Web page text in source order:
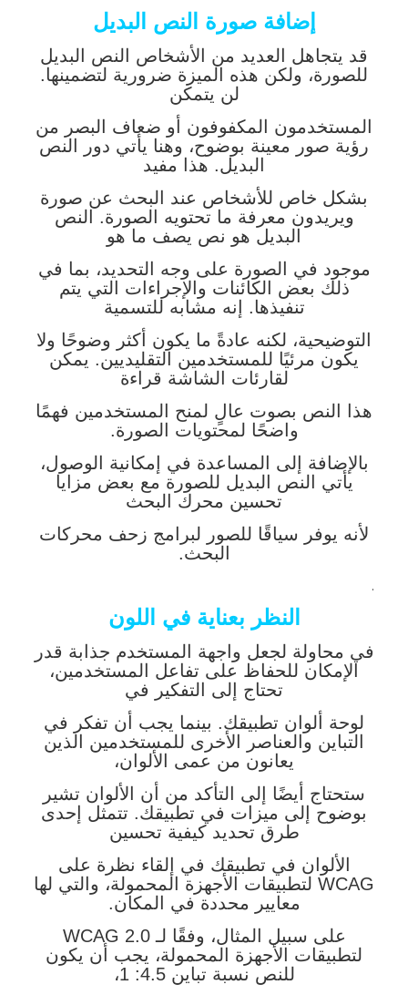
إضافة صورة النص البديل
قد يتجاهل العديد من الأشخاص النص البديل
للصورة، ولكن هذه الميزة ضرورية لتضمينها.
لن يتمكن
المستخدمون المكفوفون أو ضعاف البصر من
رؤية صور معينة بوضوح، وهنا يأتي دور النص
البديل. هذا مفيد
بشكل خاص للأشخاص عند البحث عن صورة
ويريدون معرفة ما تحتويه الصورة. النص
البديل هو نص يصف ما هو
موجود في الصورة على وجه التحديد، بما في
ذلك بعض الكائنات والإجراءات التي يتم
تنفيذها. إنه مشابه للتسمية
التوضيحية، لكنه عادةً ما يكون أكثر وضوحًا ولا
يكون مرئيًا للمستخدمين التقليديين. يمكن
لقارئات الشاشة قراءة
هذا النص بصوت عالٍ لمنح المستخدمين فهمًا
واضحًا لمحتويات الصورة.
بالإضافة إلى المساعدة في إمكانية الوصول،
يأتي النص البديل للصورة مع بعض مزايا
تحسين محرك البحث
لأنه يوفر سياقًا للصور لبرامج زحف محركات
البحث.
.
النظر بعناية في اللون
في محاولة لجعل واجهة المستخدم جذابة قدر
الإمكان للحفاظ على تفاعل المستخدمين،
تحتاج إلى التفكير في
لوحة ألوان تطبيقك. بينما يجب أن تفكر في
التباين والعناصر الأخرى للمستخدمين الذين
يعانون من عمى الألوان،
ستحتاج أيضًا إلى التأكد من أن الألوان تشير
بوضوح إلى ميزات في تطبيقك. تتمثل إحدى
طرق تحديد كيفية تحسين
الألوان في تطبيقك في إلقاء نظرة على
WCAG لتطبيقات الأجهزة المحمولة، والتي لها
معايير محددة في المكان.
على سبيل المثال، وفقًا لـ WCAG 2.0
لتطبيقات الأجهزة المحمولة، يجب أن يكون
للنص نسبة تباين 4.5: 1،